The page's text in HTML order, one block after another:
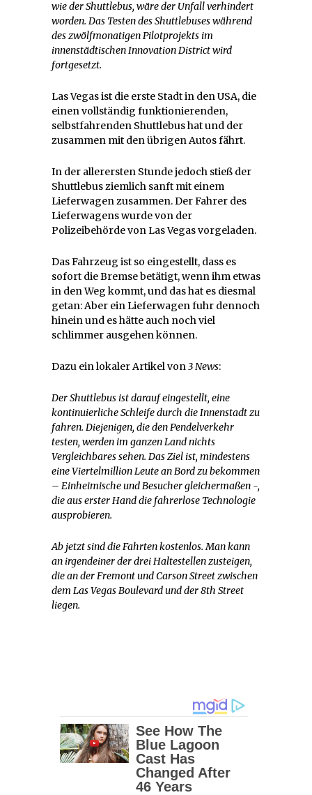
wie der Shuttlebus, wäre der Unfall verhindert
worden. Das Testen des Shuttlebuses während
des zwölfmonatigen Pilotprojekts im
innenstädtischen Innovation District wird
fortgesetzt.
Las Vegas ist die erste Stadt in den USA, die
einen vollständig funktionierenden,
selbstfahrenden Shuttlebus hat und der
zusammen mit den übrigen Autos fährt.
In der allerersten Stunde jedoch stieß der
Shuttlebus ziemlich sanft mit einem
Lieferwagen zusammen. Der Fahrer des
Lieferwagens wurde von der
Polizeibehörde von Las Vegas vorgeladen.
Das Fahrzeug ist so eingestellt, dass es
sofort die Bremse betätigt, wenn ihm etwas
in den Weg kommt, und das hat es diesmal
getan: Aber ein Lieferwagen fuhr dennoch
hinein und es hätte auch noch viel
schlimmer ausgehen können.
Dazu ein lokaler Artikel von3 News:
Der Shuttlebus ist darauf eingestellt, eine
kontinuierliche Schleife durch die Innenstadt zu
fahren. Diejenigen, die den Pendelverkehr
testen, werden im ganzen Land nichts
Vergleichbares sehen. Das Ziel ist, mindestens
eine Viertelmillion Leute an Bord zu bekommen
– Einheimische und Besucher gleichermaßen -,
die aus erster Hand die fahrerlose Technologie
ausprobieren.
Ab jetzt sind die Fahrten kostenlos. Man kann
an irgendeiner der drei Haltestellen zusteigen,
die an der Fremont und Carson Street zwischen
dem Las Vegas Boulevard und der 8th Street
liegen.